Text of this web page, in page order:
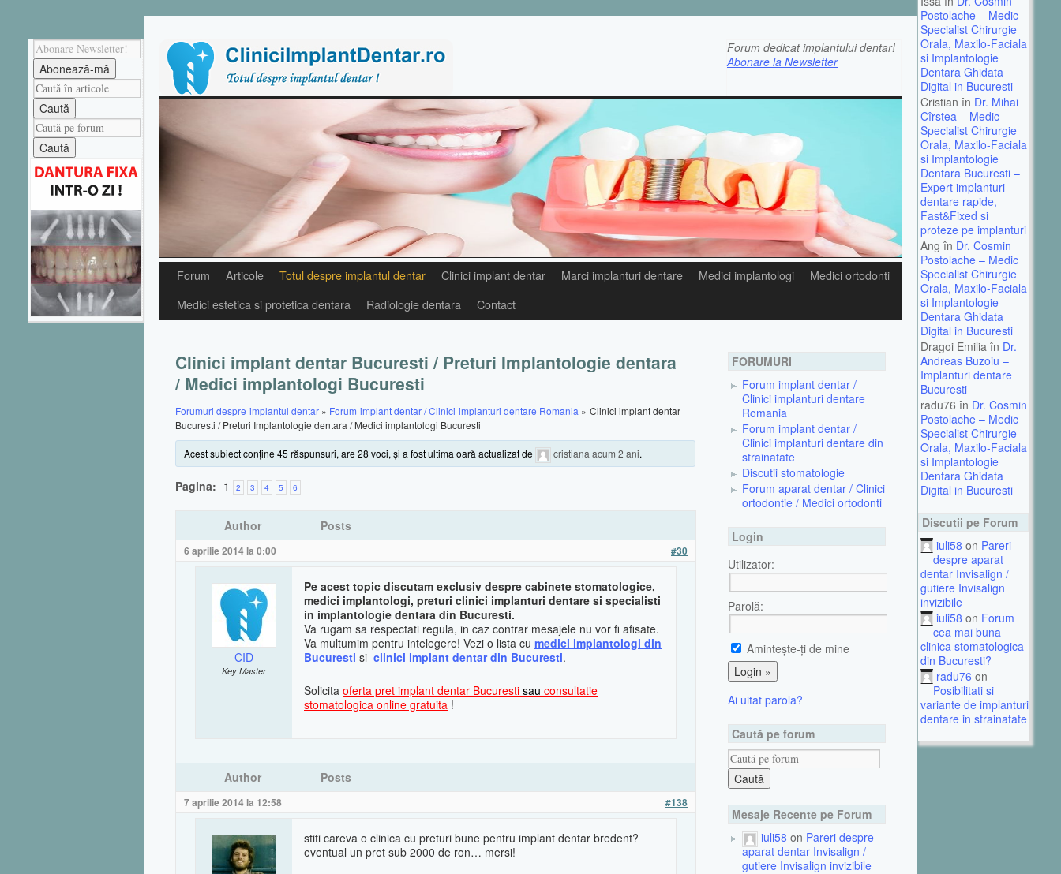
Forum dedicat implantului dentar!
Abonare la Newsletter
Postolache – Medic
Specialist Chirurgie
Orala, Maxilo-Faciala
si Implantologie
Dentara Ghidata
Digital in Bucuresti
Cristian în Dr. Mihai
Cîrstea – Medic
Specialist Chirurgie
Orala, Maxilo-Faciala
si Implantologie
Dentara Bucuresti –
Expert implanturi
dentare rapide,
Fast&Fixed si
proteze pe implanturi
Ang în Dr. Cosmin
Postolache – Medic
Specialist Chirurgie
Orala, Maxilo-Faciala
si Implantologie
Dentara Ghidata
Digital in Bucuresti
Dragoi Emilia în Dr.
Andreas Buzoiu –
Implanturi dentare
Bucuresti
radu76 în Dr. Cosmin
Postolache – Medic
Specialist Chirurgie
Orala, Maxilo-Faciala
si Implantologie
Dentara Ghidata
Digital in Bucuresti
Discutii pe Forum
iuli58 on Pareri
despre aparat
dentar Invisalign /
gutiere Invisalign
invizibile
iuli58 on Forum
cea mai buna
clinica stomatologica
din Bucuresti?
radu76 on
Posibilitati si
variante de implanturi
dentare in strainatate
Forum Articole Totul despre implantul dentar Clinici implant dentar Marci implanturi dentare Medici implantologi
Medici ortodonti
Medici estetica si protetica dentara
Radiologie dentara Contact
Clinici implant dentar Bucuresti / Preturi Implantologie dentara
/ Medici implantologi Bucuresti
Forumuri despre implantul dentar » Forum implant dentar / Clinici implanturi dentare Romania » Clinici implant dentar
Bucuresti / Preturi Implantologie dentara / Medici implantologi Bucuresti
Acest subiect conţine 45 răspunsuri, are 28 voci, şi a fost ultima oară actualizat de cristiana acum 2 ani.
Pagina: 1 2 3 4 5 6
Author Posts
Author Posts
6 aprilie 2014 la 0:00 #30
CID
Key Master
Pe acest topic discutam exclusiv despre cabinete stomatologice,
medici implantologi, preturi clinici implanturi dentare si specialisti
in implantologie dentara din Bucuresti.
Va rugam sa respectati regula, in caz contrar mesajele nu vor fi afisate.
Va multumim pentru intelegere! Vezi o lista cu medici implantologi din
Bucuresti si clinici implant dentar din Bucuresti.
Solicita oferta pret implant dentar Bucuresti sau consultatie
stomatologica online gratuita !
7 aprilie 2014 la 12:58 #138
stiti careva o clinica cu preturi bune pentru implant dentar bredent?
eventual un pret sub 2000 de ron… mersi!
FORUMURI
Forum implant dentar /
Clinici implanturi dentare
Romania
Forum implant dentar /
Clinici implanturi dentare din
strainatate
Discutii stomatologie
Forum aparat dentar / Clinici
ortodontie / Medici ortodonti
Login
Utilizator:
Parolă:
Aminteşte-ţi de mine
Ai uitat parola?
Caută pe forum
Mesaje Recente pe Forum
iuli58 on Pareri despre
aparat dentar Invisalign /
gutiere Invisalign invizibile